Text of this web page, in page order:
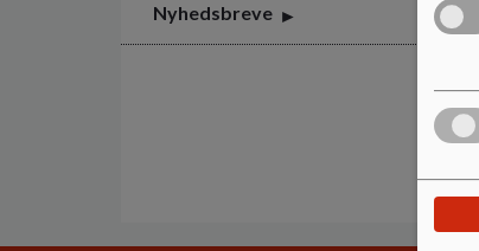
Nyhedsbreve